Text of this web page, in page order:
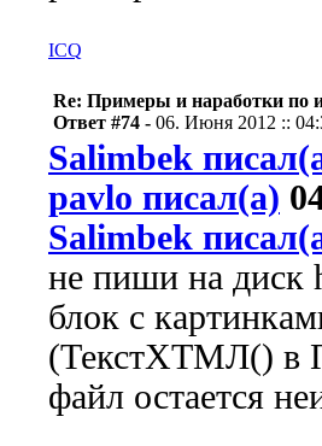
ICQ
Re: Примеры и наработки по
Ответ #74 - 06. Июня 2012 ::
Salimbek
pavlo писал(а)
Salimbek
не пиши на диск
блок с
(ТекстХТМЛ() в
файл остается